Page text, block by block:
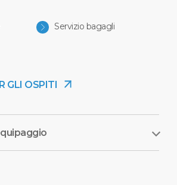
Servizio bagagli
GLI OSPITI